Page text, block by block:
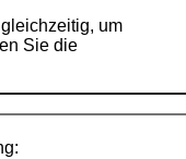
um
Sie die